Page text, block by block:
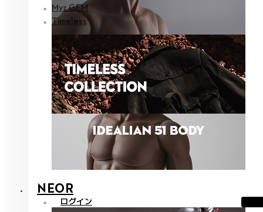
NEOR
ログイン
Myz GEM
Timeless